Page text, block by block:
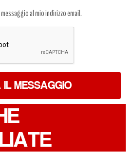
al mio indirizzo email.
IL MESSAGGIO